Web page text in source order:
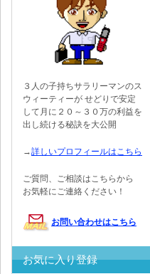
３人の子持ちサラリーマンのス
ウィーティーが せどりで安定
して月に２０～３０万の利益を
出し続ける秘訣を大公開
→詳しいプロフィールはこちら
ご質問、ご相談はこちらから
お気軽にご連絡ください！
お問い合わせはこちら
お気に入り登録